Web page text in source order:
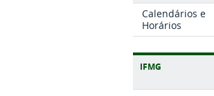
Calendários e
Horários
IFMG